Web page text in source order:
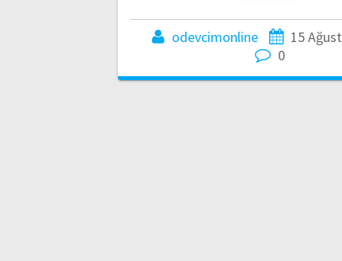
odevcimonline
15
0